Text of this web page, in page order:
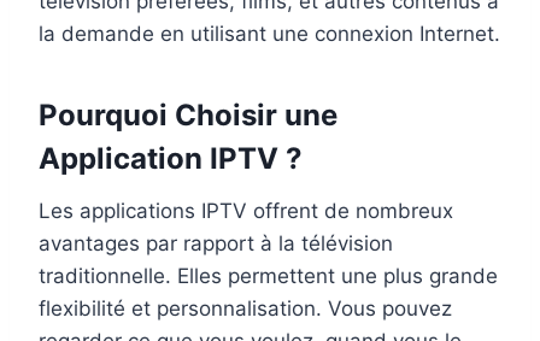
la demande en utilisant une connexion Internet.
Pourquoi Choisir une
Application IPTV ?
Les applications IPTV offrent de nombreux
avantages par rapport à la télévision
traditionnelle. Elles permettent une plus grande
flexibilité et personnalisation. Vous pouvez